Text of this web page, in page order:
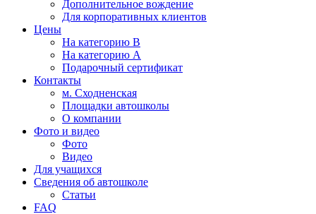
Дополнительное вождение
Для корпоративных клиентов
Цены
На категорию В
На категорию A
Подарочный сертификат
Контакты
м. Сходненская
Площадки автошколы
О компании
Фото и видео
Фото
Видео
Для учащихся
Сведения об автошколе
Статьи
FAQ